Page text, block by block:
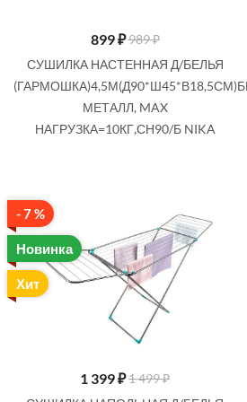
(Д181*Ш54*В108СМ) МЕТАЛЛ,
СЕРЕБРО, МАКС.НАГРУЗКА=15КГ!,
СБ1 NIKA
Купить
899₽989 ₽
СУШИЛКА НАСТЕННАЯ Д/БЕЛЬЯ
МЕТАЛЛ, MAX
НАГРУЗКА=10КГ,СН90/Б NIKA
- 7 %
Новинка
Хит
1 399₽1 499 ₽